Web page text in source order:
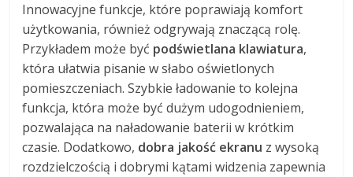
Innowacyjne funkcje, które poprawiają komfort
użytkowania, również odgrywają znaczącą rolę.
Przykładem może być podświetlana klawiatura,
która ułatwia pisanie w słabo oświetlonych
pomieszczeniach. Szybkie ładowanie to kolejna
funkcja, która może być dużym udogodnieniem,
pozwalająca na naładowanie baterii w krótkim
czasie. Dodatkowo, dobra jakość ekranu z wysoką
rozdzielczością i dobrymi kątami widzenia zapewnia